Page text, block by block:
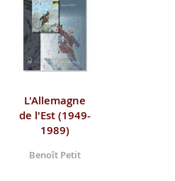
L'Allemagne
de l'Est (1949-
1989)
Benoît Petit